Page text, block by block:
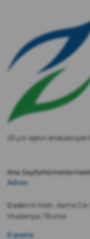
25 yılı aşkın
Ana SayfaHizmetler
Adres
Bademli Mah. Asma Cd.
Mudanya / Bursa
E-posta